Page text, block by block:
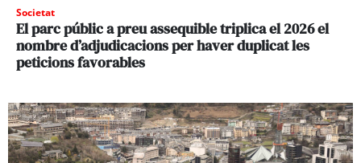
Societat
El parc públic a preu assequible triplica el 2026 el
nombre d’adjudicacions per haver duplicat les
peticions favorables